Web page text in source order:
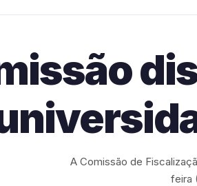
A Comissão de
feira